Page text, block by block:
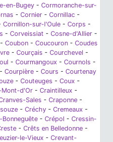
en-Bugey - Cormoranche-sur-
- Cornier - Cornillac -
Cornillon-sur-l'Oule - Corps -
- Corveissiat - Cosne-d'Allier -
- Coubon - Coucouron - Coudes
- Courçais - Courchevel -
- Courmangoux - Cournols -
- Courpière - Cours - Courtenay
- Couteuges - Coux -
Mont-d'Or - Craintilleux -
Sales - Craponne -
- Créchy - Cremeaux -
- Crépol - Cressin-
- Crêts en Belledonne -
le-Vieux - Crevant-